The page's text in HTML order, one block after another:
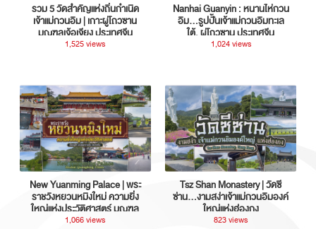
รวม 5 วัดสำคัญแห่งถิ่นกำเนิด
เจ้าแม่กวนอิม | เกาะผู่โถวซาน
มณฑลเจ้อเจียง ประเทศจีน
1,525 views
Nanhai Guanyin : หนานไห่กวน
อิม...รูปปั้นเจ้าแม่กวนอิมทะเล
ใต้, ผู่โถวซาน ประเทศจีน
1,024 views
New Yuanming Palace | พระ
ราชวังหยวนหมิงใหม่ ความยิ่ง
ใหญ่แห่งประวัติศาสตร์ มณฑล
กวางตุ้ง ประเทศจีน
1,066 views
Tsz Shan Monastery | วัดซี
ซ่าน…งามสง่าเจ้าแม่กวนอิมองค์
ใหญ่แห่งฮ่องกง
823 views